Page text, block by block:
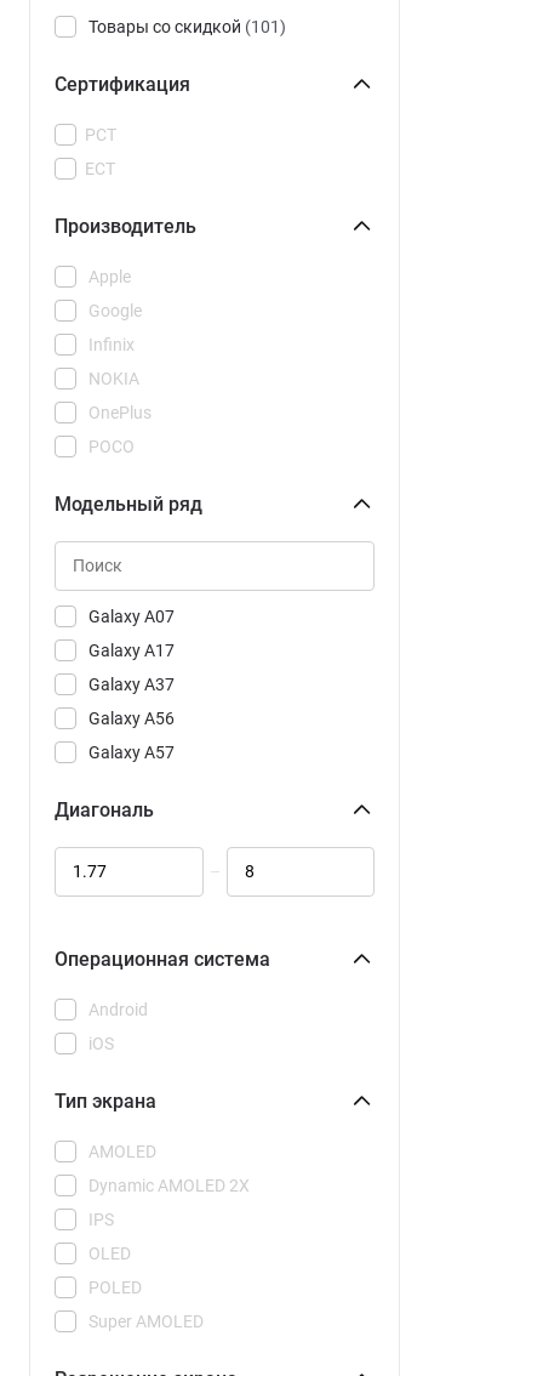
Товары со скидкой (101)
Сертификация
РСТ
ЕСТ
Производитель
Apple
Google
Infinix
NOKIA
OnePlus
POCO
Realme
Samsung
Vivo
Xiaomi
Модельный ряд
15
15C
15R
15T
15T Pro
Galaxy A07
Galaxy A17
Galaxy A37
Galaxy A56
Galaxy A57
Galaxy S25 FE
Galaxy S25 Ultra
Galaxy S26 Plus
Galaxy Z Fold 7
Диагональ
–
Операционная система
Android
iOS
Тип экрана
AMOLED
Dynamic AMOLED 2X
IPS
OLED
POLED
Super AMOLED